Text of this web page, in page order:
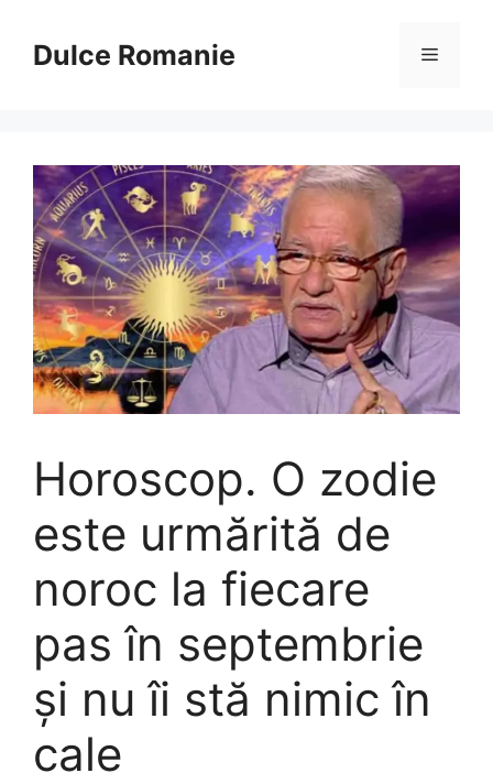
conținutDulce Romanie Meniu
Horoscop. O zodie
este urmărită de
noroc la fiecare
pas în septembrie
și nu îi stă nimic în
cale